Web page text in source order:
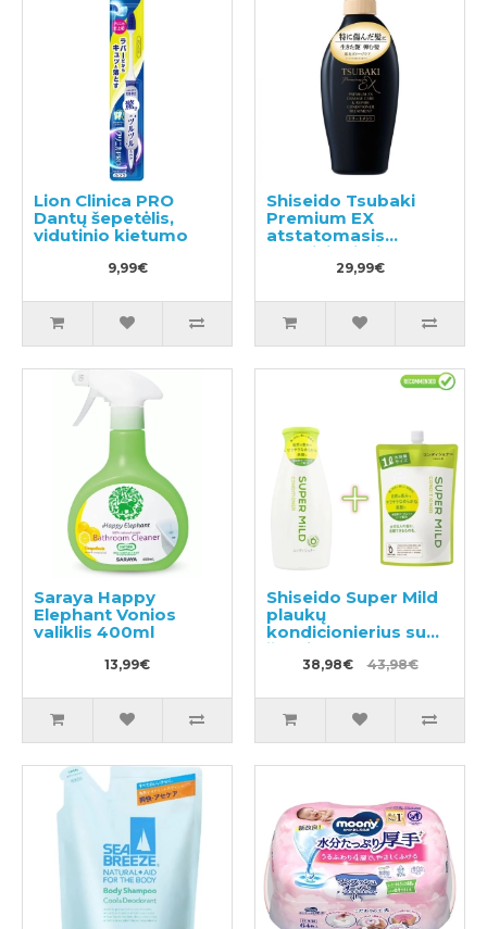
Lion Clinica PRO
Dantų šepetėlis,
vidutinio kietumo
9,99€
Shiseido Tsubaki
Premium EX
atstatomasis
kondicionierius-
kaukė pažeistiems
29,99€
Saraya Happy
Elephant Vonios
valiklis 400ml
13,99€
Shiseido Super Mild
plaukų
kondicionierius su
žolelių aromatu
220ml + užpildas
38,98€ 43,98€